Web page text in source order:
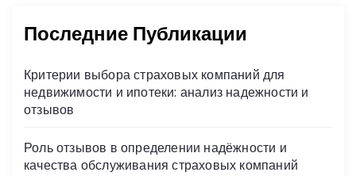
Последние Публикации
Критерии выбора страховых компаний для
недвижимости и ипотеки: анализ надежности и
отзывов
Роль отзывов в определении надёжности и
качества обслуживания страховых компаний